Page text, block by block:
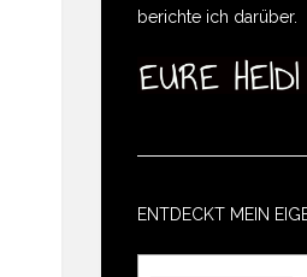
berichte ich darüber.
ENTDECKT MEIN